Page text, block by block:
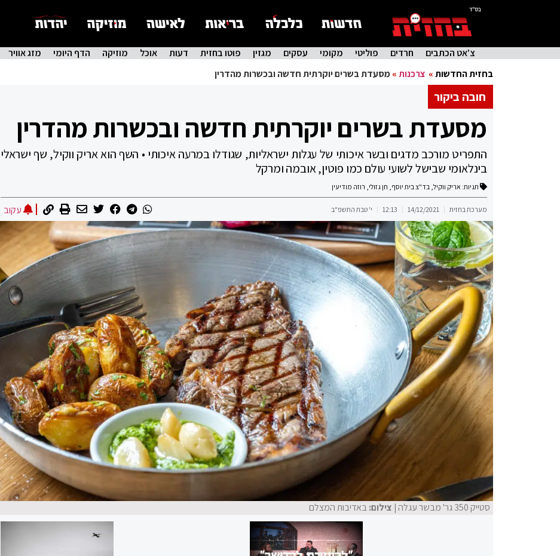
בס"ד
צ'אט הכתבים חרדים פוליטי מקומי עסקים מגזין פוטו בחזית דעות אוכל מוזיקה הדף היומי מזג אוויר
בחזית החדשות» צרכנות»מסעדת בשרים יוקרתית חדשה ובכשרות מהדרין
חובה ביקור
מסעדת בשרים יוקרתית חדשה ובכשרות מהדרין
התפריט מורכב מדגים ובשר איכותי של עגלות ישראליות, שגודלו במרעה איכותי • השף הוא אריק ווקיל, שף ישראלי
בינלאומי שבישל לשועי עולם כמו פוטין, אובמה ומרקל
תגיות: אריק ווקיל, בד"צ בית יוסף, חן גזולי, רוזה מודיעין
מערכת בחזית 14/12/2021
12:13 י' טבת התשפ"ב עקוב
סטייק 350 גר' מבשר עגלה | צילום: באדיבות המצלם